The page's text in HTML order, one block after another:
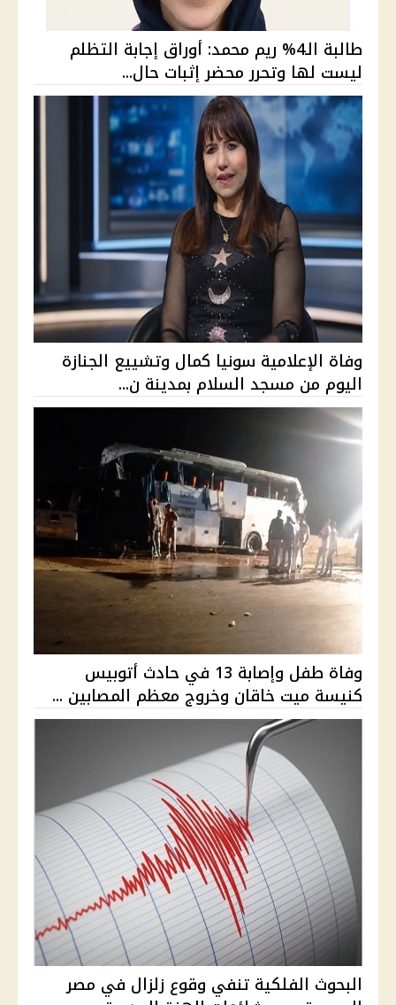
طالبة الـ4% ريم محمد: أوراق إجابة التظلم
ليست لها وتحرر محضر إثبات حال...
وفاة الإعلامية سونيا كمال وتشييع الجنازة
اليوم من مسجد السلام بمدينة ن...
وفاة طفل وإصابة 13 في حادث أتوبيس
كنيسة ميت خاقان وخروج معظم المصابين ...
البحوث الفلكية تنفي وقوع زلزال في مصر